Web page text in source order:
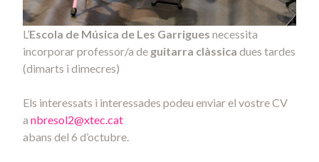
L’Escola de Música de Les Garrigues necessita
incorporar professor/a de guitarra clàssica dues tardes
(dimarts i dimecres)
Els interessats i interessades podeu enviar el vostre CV
a nbresol2@xtec.cat
abans del 6 d’octubre.